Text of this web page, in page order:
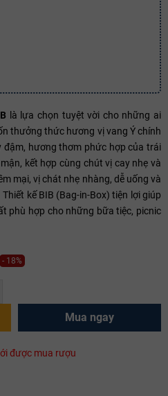
là lựa chọn tuyệt vời cho những ai
thưởng thức hương vị vang Ý chính
đậm, hương thơm phức hợp của trái
kết hợp cùng chút vị cay nhẹ và
mại, vị chát nhẹ nhàng, dễ uống và
kế BIB (Bag-in-Box) tiện lợi giúp
phù hợp cho những bữa tiệc, picnic
- 18%
Mua ngay
được mua rượu